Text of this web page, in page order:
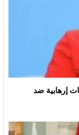
إرهابية ضد